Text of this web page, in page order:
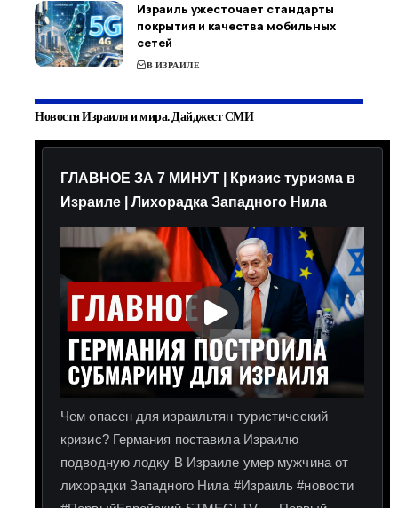
Израиль ужесточает стандарты
покрытия и качества мобильных
сетей
В ИЗРАИЛЕ
Новости Израиля и мира. Дайджест СМИ